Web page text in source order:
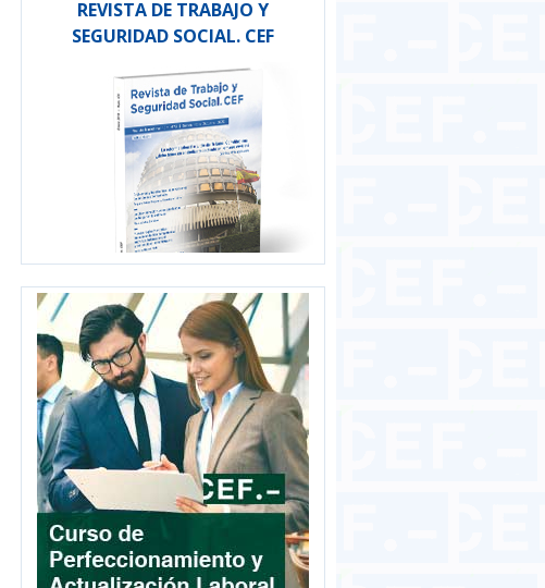
REVISTA DE TRABAJO Y
SEGURIDAD SOCIAL. CEF